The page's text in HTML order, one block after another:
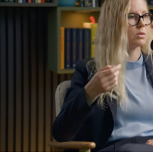
kaksoistorneihin 11.